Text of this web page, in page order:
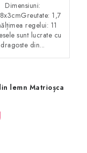
Dimensiuni:
1,7
regelui: 11
sunt lucrate cu
dragoste din...
lemn Matrioșca